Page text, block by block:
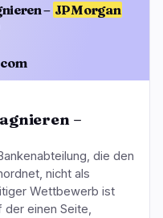
– JPMorgan
–
die den
nicht als
Wettbewerb ist
einen Seite,